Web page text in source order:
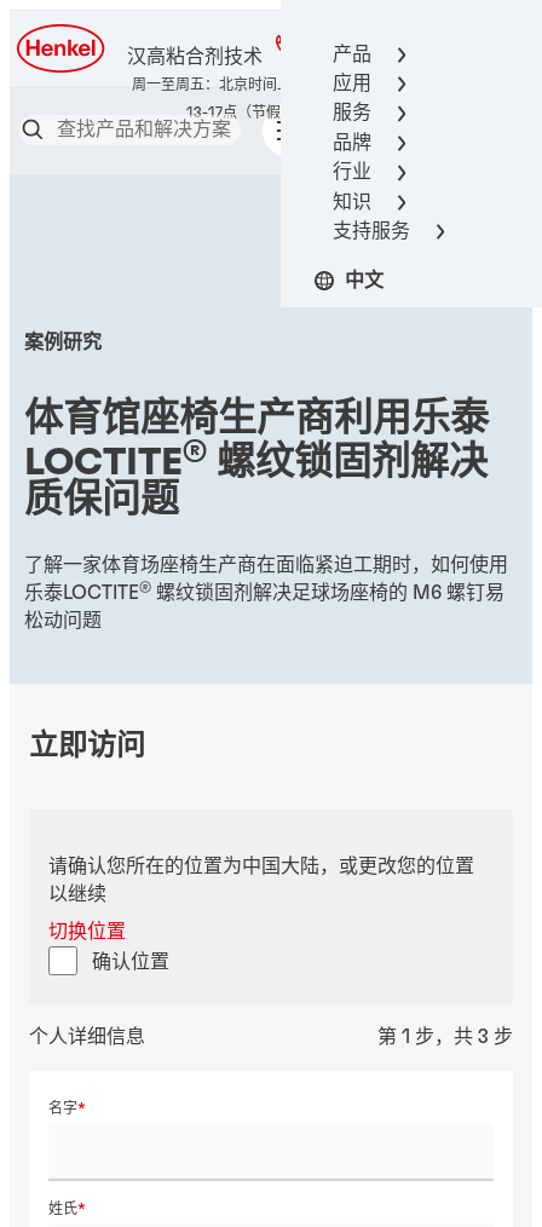
产品
应用
服务
品牌
行业
知识
支持服务
中文
汉高粘合剂技术 400-666-7306
案例研究
体育馆座椅生产商利用乐泰
LOCTITE®螺纹锁固剂解决
质保问题
了解一家体育场座椅生产商在面临紧迫工期时，如何使用
乐泰LOCTITE®螺纹锁固剂解决足球场座椅的 M6 螺钉易
松动问题
立即访问
请确认您所在的位置为中国大陆，或更改您的位置
以继续
确认位置
切换位置
个人详细信息 第 1 步，共 3 步
名字
姓氏